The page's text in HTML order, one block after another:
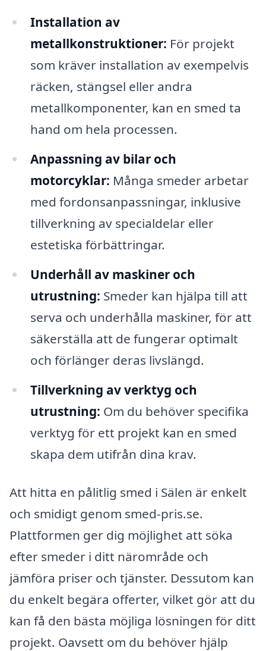
Installation av
metallkonstruktioner: För projekt
som kräver installation av exempelvis
räcken, stängsel eller andra
metallkomponenter, kan en smed ta
hand om hela processen.
Anpassning av bilar och
motorcyklar: Många smeder arbetar
med fordonsanpassningar, inklusive
tillverkning av specialdelar eller
estetiska förbättringar.
Underhåll av maskiner och
utrustning: Smeder kan hjälpa till att
serva och underhålla maskiner, för att
säkerställa att de fungerar optimalt
och förlänger deras livslängd.
Tillverkning av verktyg och
utrustning: Om du behöver specifika
verktyg för ett projekt kan en smed
skapa dem utifrån dina krav.
Att hitta en pålitlig smed i Sälen är enkelt
och smidigt genom smed-pris.se.
Plattformen ger dig möjlighet att söka
efter smeder i ditt närområde och
jämföra priser och tjänster. Dessutom kan
du enkelt begära offerter, vilket gör att du
kan få den bästa möjliga lösningen för ditt
projekt. Oavsett om du behöver hjälp